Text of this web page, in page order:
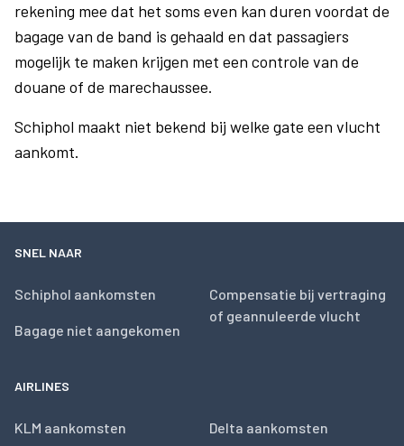
rekening mee dat het soms even kan duren voordat de
bagage van de band is gehaald en dat passagiers
mogelijk te maken krijgen met een controle van de
douane of de marechaussee.
Schiphol maakt niet bekend bij welke gate een vlucht
aankomt.
SNEL NAAR
Schiphol aankomsten
Bagage niet aangekomen
Compensatie bij vertraging
of geannuleerde vlucht
AIRLINES
KLM aankomsten Delta aankomsten